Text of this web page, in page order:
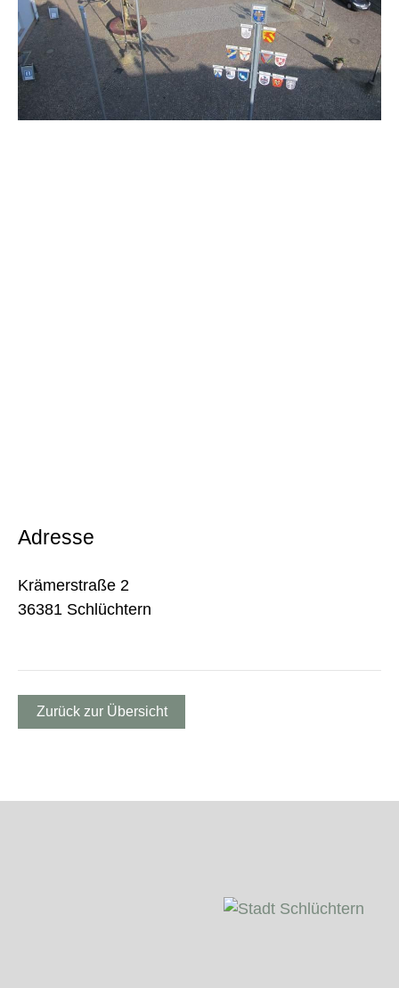
Adresse
Krämerstraße 2
36381 Schlüchtern
Zurück zur Übersicht